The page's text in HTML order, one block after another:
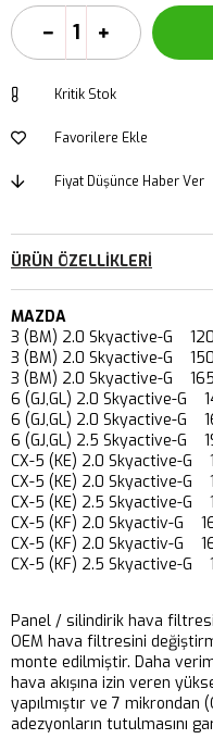
Kritik Stok
Favorilere Ekle
Fiyat Düşünce Haber Ver
ÜRÜN ÖZELLIKLERI
MAZDA
3 (BM) 2.0 Skyactive-G
3 (BM) 2.0 Skyactive-G
3 (BM) 2.0 Skyactive-G
6 (GJ,GL) 2.0 Skyactive-
6 (GJ,GL) 2.0 Skyactive-
6 (GJ,GL) 2.5 Skyactive-
CX-5 (KE) 2.0 Skyactive-
CX-5 (KE) 2.0 Skyactive-
CX-5 (KE) 2.5 Skyactive-
CX-5 (KF) 2.0 Skyactiv-
CX-5 (KF) 2.0 Skyactiv-
CX-5 (KF) 2.5 Skyactive-
Panel / silindirik hava
OEM hava filtresini
monte edilmiştir. Daha
hava akışına izin veren
yapılmıştır ve 7 mikrondan
adezyonların tutulmasını